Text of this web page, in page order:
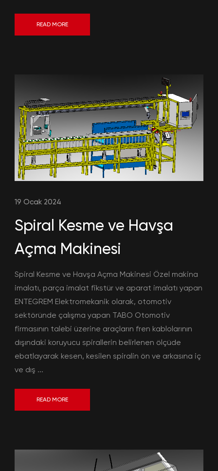
READ MORE
19 Ocak 2024
Spiral Kesme ve Havşa
Açma Makinesi
Spiral Kesme ve Havşa Açma Makinesi Özel makina
imalatı, parça imalat fikstür ve aparat imalatı yapan
ENTEGREM Elektromekanik olarak, otomotiv
sektöründe çalışma yapan TABO Otomotiv
firmasının talebi üzerine araçların fren kablolarının
dışındaki koruyucu spirallerin belirlenen ölçüde
ebatlayarak kesen, kesilen spiralin ön ve arkasına iç
ve dış ...
READ MORE